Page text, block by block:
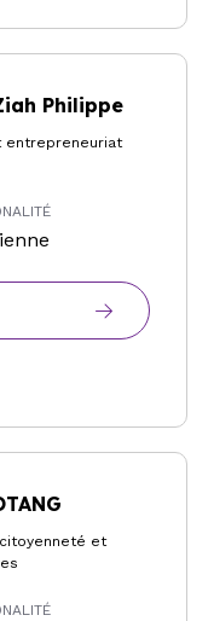
Philippe
entrepreneuriat
et